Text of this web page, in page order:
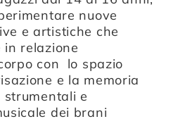
nuove
e artistiche che
in relazione
con lo spazio
e la memoria
strumentali e
dei brani